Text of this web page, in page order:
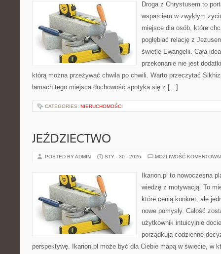
Droga z Chrystusem to
wsparciem w zwykłym
miejsce dla osób, które
pogłębiać relację z
świetle Ewangelii. Cała
przekonanie nie jest
którą można przeżywać chwila po chwili. Warto przeczytać
łamach tego miejsca duchowość spotyka się z […]
CATEGORIES: NIERUCHOMOŚCI
JEŹDZIECTWO
POSTED BY ADMIN STY - 30 - 2026 MOŻLIWOŚĆ
Ikarion.pl to nowoczesna
wiedzę z motywacją. To
które cenią konkret, ale
nowe pomysły. Całość
użytkownik intuicyjnie
porządkują codzienne
perspektywę. Ikarion.pl może być dla Ciebie mapą w świecie, w